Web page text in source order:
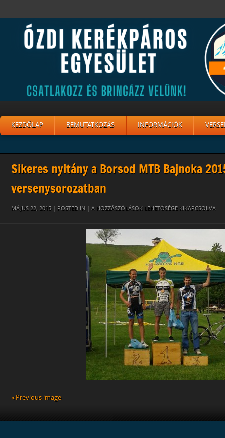
KEZDŐLAP BEMUTATKOZÁS INFORMÁCIÓK
Sikeres nyitány a Borsod MTB Bajnoka
versenysorozatban
MÁJUS 22, 2015 | POSTED IN | BUKKSZENT
BEJEGYZÉSHEZ
A HOZZÁSZÓLÁSOK LEHETŐSÉGE KIKAPCSOLVA
« Previous image